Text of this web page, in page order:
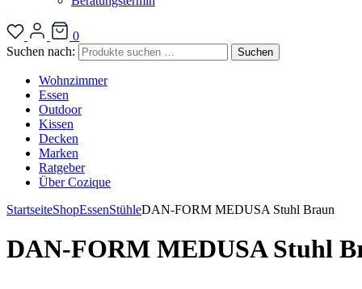
0
Suchen nach:
Suchen
Wohnzimmer
Essen
Outdoor
Kissen
Decken
Marken
Ratgeber
Über Cozique
StartseiteShopEssenStühleDAN-FORM MEDUSA Stuhl Braun
DAN-FORM MEDUSA Stuhl